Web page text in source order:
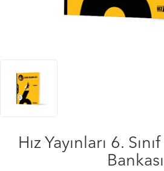
Hız Yayınları 6.
Bankası